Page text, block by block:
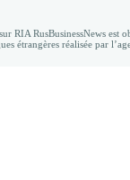
RIA RusBusinessNews est
étrangères réalisée par